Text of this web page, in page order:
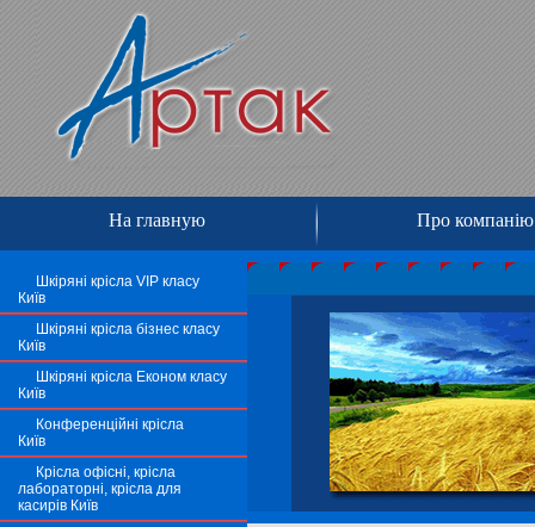
На главную Про компанію
Шкіряні крісла VIP класу
Київ
Шкіряні крісла бізнес класу
Київ
Шкіряні крісла Економ класу
Київ
Конференційні крісла
Київ
Крісла офісні, крісла
лабораторні, крісла для
касирів Київ